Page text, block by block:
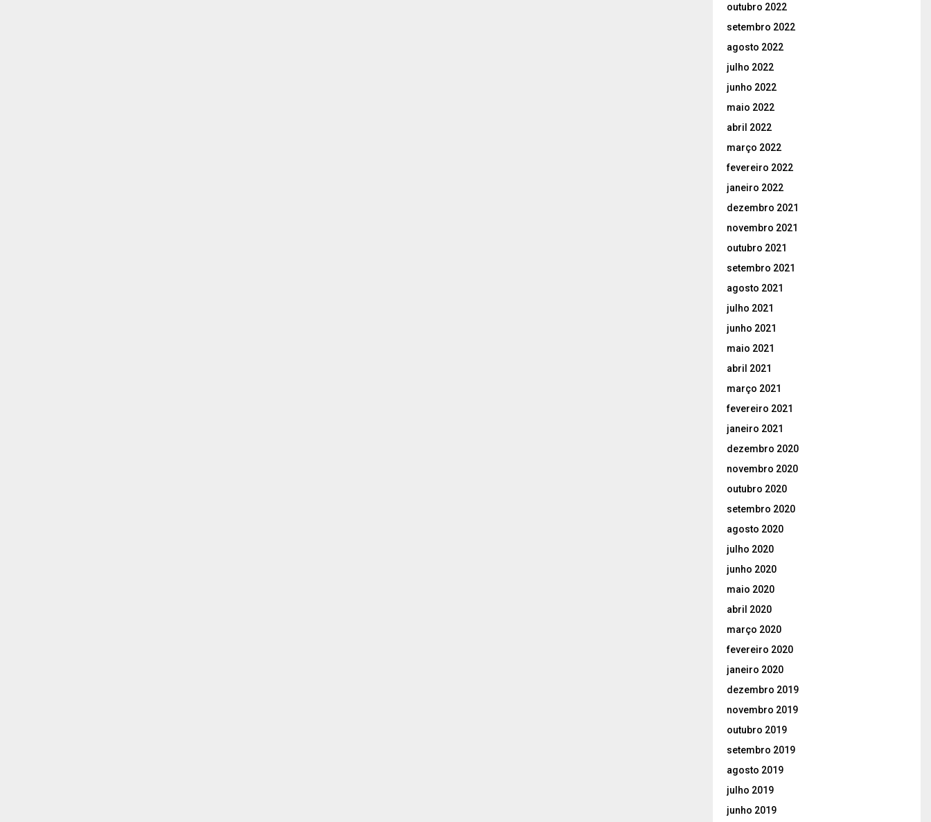
outubro 2022
setembro 2022
agosto 2022
julho 2022
junho 2022
maio 2022
abril 2022
março 2022
fevereiro 2022
janeiro 2022
dezembro 2021
novembro 2021
outubro 2021
setembro 2021
agosto 2021
julho 2021
junho 2021
maio 2021
abril 2021
março 2021
fevereiro 2021
janeiro 2021
dezembro 2020
novembro 2020
outubro 2020
setembro 2020
agosto 2020
julho 2020
junho 2020
maio 2020
abril 2020
março 2020
fevereiro 2020
janeiro 2020
dezembro 2019
novembro 2019
outubro 2019
setembro 2019
agosto 2019
julho 2019
junho 2019